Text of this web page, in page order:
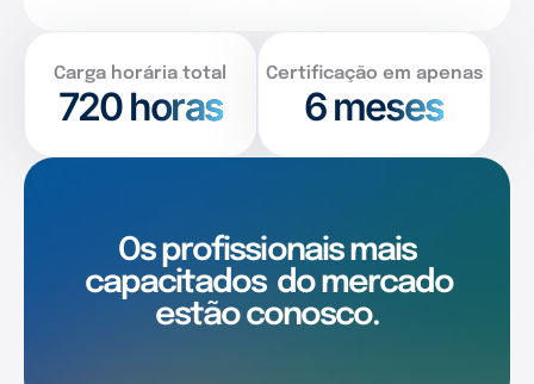
Carga horária total
720horas
Certificação em apenas
6 meses
Os profissionais mais
capacitados do mercado
estão conosco.